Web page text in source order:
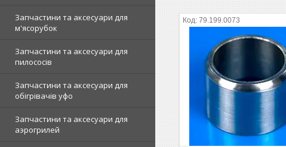
Запчастини та аксесуари для
м'ясорубок
Запчастини та аксесуари для
пилососів
Запчастини та аксесуари для
обігрівачів уфо
Запчастини та аксесуари для
аэрогрилей
79.199.0073